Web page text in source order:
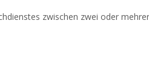
zwischen zwei oder